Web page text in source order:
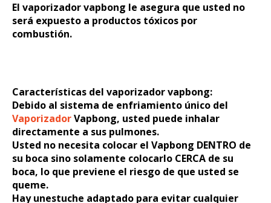
El vaporizador vapbong le asegura que usted no
será expuesto a productos tóxicos por
combustión.
Características del vaporizador vapbong:
Debido al sistema de enfriamiento único del
VaporizadorVapbong, usted puede inhalar
directamente a sus pulmones.
Usted no necesita colocar el Vapbong DENTRO de
su boca sino solamente colocarlo CERCA de su
boca, lo que previene el riesgo de que usted se
queme.
Hay unestuche adaptado para evitar cualquier